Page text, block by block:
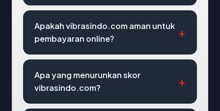
Apakah vibrasindo.com aman untuk
pembayaran online?
Apa yang menurunkan skor
vibrasindo.com?